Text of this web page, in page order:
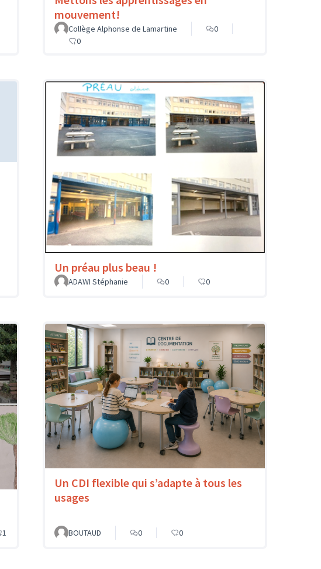
mouvement!
Collège Alphonse de Lamartine
0
0
Un préau plus beau !
ADAWI Stéphanie 0 0
1
Un CDI flexible qui s’adapte à tous les
usages
BOUTAUD 0 0